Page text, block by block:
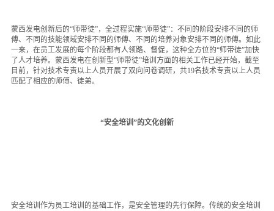
蒙西发电创新后的“师带徒”，全过程实施“师带徒”：不同的阶段安排不同的师
傅、不同的技能领域安排不同的师傅、不同的培养对象安排不同的师傅。如此
一来，在员工发展的每个阶段都有人领路、督促，这种全方位的“师带徒”加快
了人才培养。蒙西发电在创新型“师带徒”培训方面的相关工作已经开始，截至
目前，针对技术专责以上人员开展了双向问卷调研，共19名技术专责以上人员
匹配了相应的师傅、徒弟。
“安全培训”的文化创新
安全培训作为员工培训的基础工作，是安全管理的先行保障。传统的安全培训